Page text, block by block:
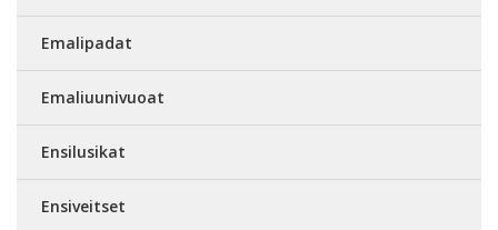
Emalipadat
Emaliuunivuoat
Ensilusikat
Ensiveitset